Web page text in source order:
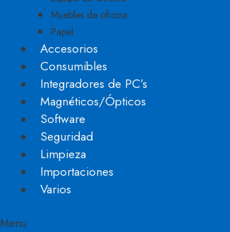
Muebles de oficina
Papel
Accesorios
Consumibles
Integradores de PC’s
Magnéticos/Ópticos
Software
Seguridad
Limpieza
Importaciones
Varios
Menu